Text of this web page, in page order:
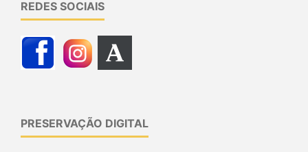
REDES SOCIAIS
PRESERVAÇÃO DIGITAL